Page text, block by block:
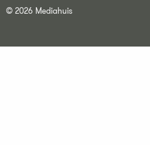
© 2026 Mediahuis